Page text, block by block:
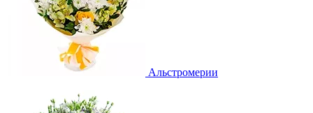
Альстромерии